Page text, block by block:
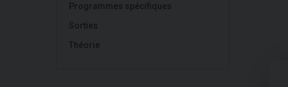
Programmes spécifiques
Sorties
Théorie